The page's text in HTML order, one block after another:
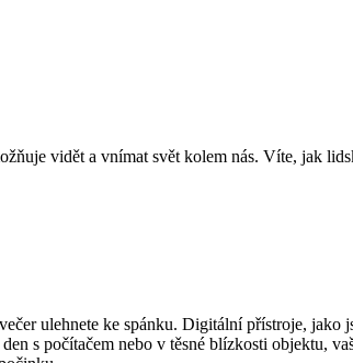
vidět a vnímat svět kolem nás. Víte, jak
ulehnete ke spánku. Digitální přístroje, jako
s počítačem nebo v těsné blízkosti objektu,